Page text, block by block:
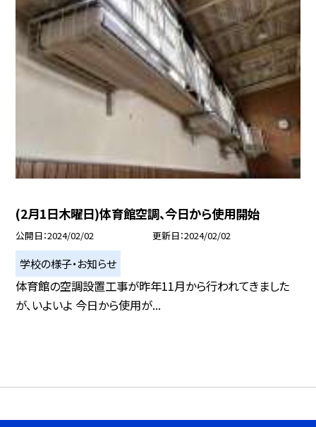
(2月1日木曜日)体育館空調、今日から使用開始
公開日 2024/02/02 更新日 2024/02/02
学校の様子・お知らせ
体育館の空調設置工事が昨年11月から行われてきました
が、いよいよ 今日から使用が...